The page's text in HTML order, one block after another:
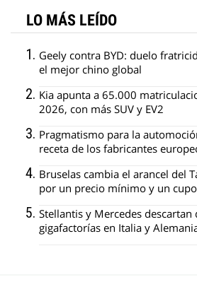
LO MÁS LEÍDO
Geely contra BYD: duelo
el mejor chino global
Kia apunta a 65.000
2026, con más SUV y EV2
Pragmatismo para la
receta de los fabricantes
Bruselas cambia el arancel del
por un precio mínimo y un cupo
Stellantis y Mercedes descartan
gigafactorías en Italia y